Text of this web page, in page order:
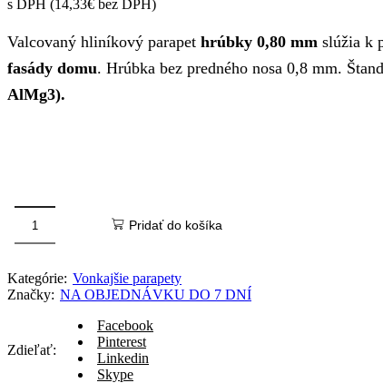
cena
bola:
24,58€.
cena
je:
17,19€.
s DPH (14,33€ bez DPH)
Valcovaný hliníkový parapet hrúbky 0,80 mm slúžia k
fasády domu. Hrúbka bez predného nosa 0,8 mm.
AlMg3).
množstvo
Biela
Vonkajší
parapet
Pridať do košíka
Kategórie: Vonkajšie parapety
Značky: NA OBJEDNÁVKU DO 7 DNÍ
Zdieľať:
Facebook
Pinterest
Linkedin
Skype